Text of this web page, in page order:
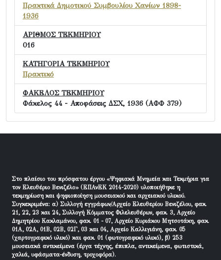
Πρακτικά Δημοτικού Συμβουλίου Χανίων 1898-
1936
ΑΡΙΘΜΟΣ ΤΕΚΜΗΡΙΟΥ
016
ΚΑΤΗΓΟΡΙΑ ΤΕΚΜΗΡΙΟΥ
Πρακτικό
ΦΑΚΕΛΟΣ ΤΕΚΜΗΡΙΟΥ
Φάκελος 44 - Αποφάσεις ΔΣΧ, 1936 (ΑΦΦ 379)
Στο πλαίσιο του πρόσφατου έργου «Ψηφιακά Μνημεία και Τεκμήρια για
τον Ελευθέριο Βενιζέλο» (ΕΠΑνΕΚ 2014-2020) υλοποιήθηκε η
τεκμηρίωση και ψηφιοποίηση μουσειακού και αρχειακού υλικού.
Συγκεκριμένα: α) Συλλογή εγγράφων/Αρχείο Ελευθερίου Βενιζέλου, φακ.
21, 22, 23 και 24, Συλλογή Κόμματος Φιλελευθέρων, φακ. 3, Αρχείο
Δημητρίου Κακλαμάνου, φακ. 01 - 07, Αρχείο Κυριάκου Μητσοτάκη, φακ.
01Α, 02Α, 01Β, 02Β, 02Γ, 03 και 04, Αρχείο Καλλιγιάνη, φακ. 05
(χαρτογραφικό υλικό) και φακ. 01 (φωτογραφικό υλικό), β) 253
μουσειακά αντικείμενα (έργα τέχνης, έπιπλα, αντικείμενα, φωτιστικά,
χαλιά, υφάσματα-ένδυση, τροχοφόρα).